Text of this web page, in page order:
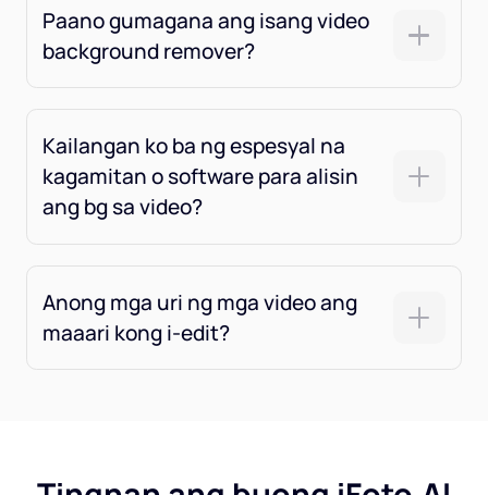
Paano gumagana ang isang video
background remover?
Kailangan ko ba ng espesyal na
kagamitan o software para alisin
ang bg sa video?
Anong mga uri ng mga video ang
maaari kong i-edit?